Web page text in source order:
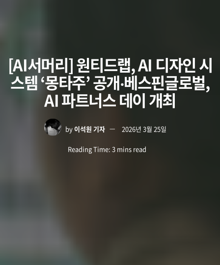
[AI서머리] 원티드랩, AI 디자인 시
스템 ‘몽타주’ 공개‧베스핀글로벌,
AI 파트너스 데이 개최
by 이석원 기자 2026년 3월 25일
Reading Time: 3 mins read